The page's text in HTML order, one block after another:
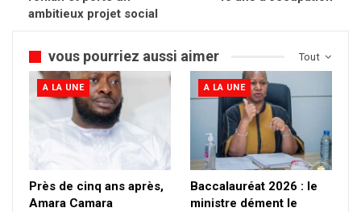
ambitieux projet social
Tout
vous pourriez aussi aimer
A LA UNE
Près de cinq ans après,
Amara Camara
A LA UNE
Baccalauréat 2026 : le
ministre dément le